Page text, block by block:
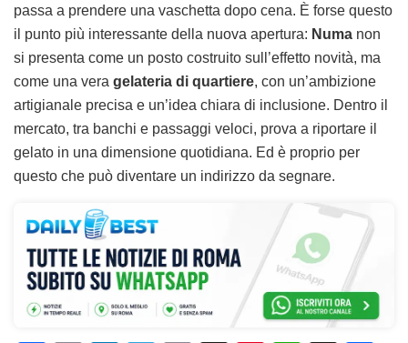
passa a prendere una vaschetta dopo cena. È forse questo
il punto più interessante della nuova apertura: Numa non
si presenta come un posto costruito sull’effetto novità, ma
come una vera gelateria di quartiere, con un’ambizione
artigianale precisa e un’idea chiara di inclusione. Dentro il
mercato, tra banchi e passaggi veloci, prova a riportare il
gelato in una dimensione quotidiana. Ed è proprio per
questo che può diventare un indirizzo da segnare.